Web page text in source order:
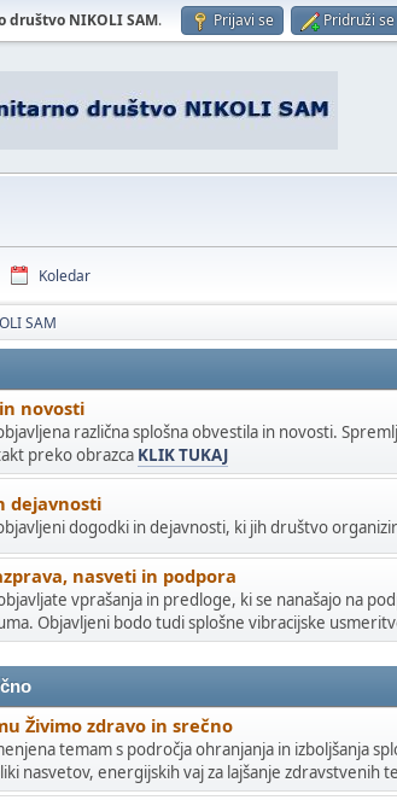
društvo NIKOLI SAM. Prijavi se Pridruži se
Koledar
SAM
novosti
različna splošna obvestila in novosti.
preko obrazca KLIK TUKAJ
dejavnosti
dogodki in dejavnosti, ki jih društvo
nasveti in podpora
vprašanja in predloge, ki se nanašajo na
Objavljeni bodo tudi splošne vibracijske
Živimo zdravo in srečno
temam s področja ohranjanja in izboljšanja
nasvetov, energijskih vaj za lajšanje zdravstvenih